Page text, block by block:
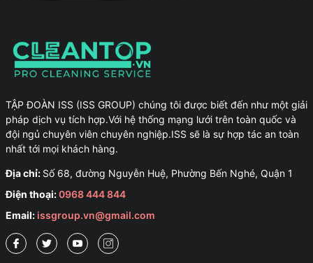
TẬP ĐOÀN ISS (ISS GROUP) chúng tôi được biết đến như một giải
pháp dịch vụ tích hợp.Với hệ thống mạng lưới trên toàn quốc và
đội ngủ chuyên viên chuyên nghiệp.ISS sẽ là sự hợp tác an toàn
nhất tới mọi khách hàng.
Địa chỉ: Số 68, đường Nguyễn Huệ, Phường Bến Nghé, Quận 1
Điện thoại:0968 444 844
Email: issgroup.vn@gmail.com